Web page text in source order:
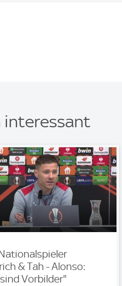
interessant
& Tah - Alonso:
Vorbilder"